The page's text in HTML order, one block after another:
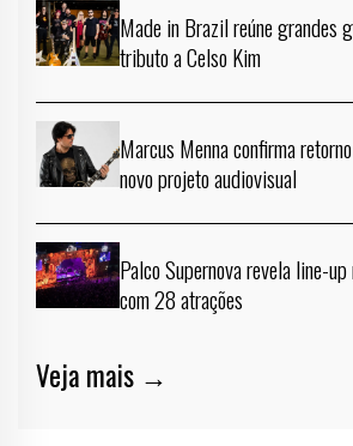
Made in Brazil reúne grandes
tributo a Celso Kim
Marcus Menna confirma
novo projeto audiovisual
Palco Supernova revela line-
com 28 atrações
Veja mais →